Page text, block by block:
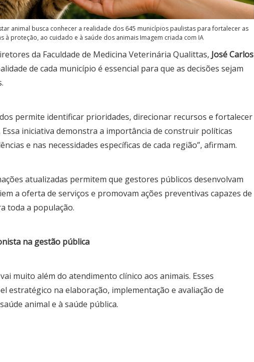
animal busca conhecer a realidade dos 645 municípios paulistas para fortalecer as
à proteção, ao cuidado e à saúde dos animais Imagem criada com IA
da Faculdade de Medicina Veterinária Qualittas, José Carlos
de cada município é essencial para que as decisões sejam
permite identificar prioridades, direcionar recursos e fortalecer
iniciativa demonstra a importância de construir políticas
e nas necessidades específicas de cada região”, afirmam.
atualizadas permitem que gestores públicos desenvolvam
a oferta de serviços e promovam ações preventivas capazes de
toda a população.
na gestão pública
muito além do atendimento clínico aos animais. Esses
estratégico na elaboração, implementação e avaliação de
animal e à saúde pública.